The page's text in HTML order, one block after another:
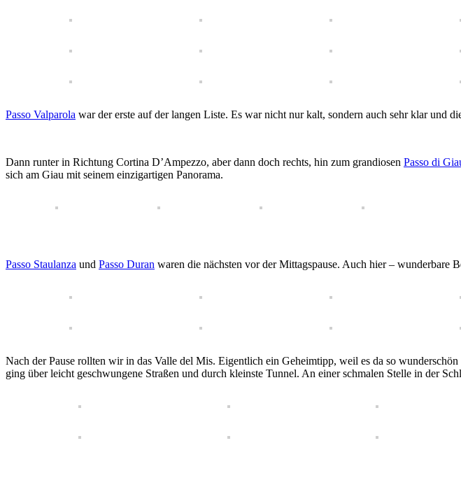
Passo Valparola war der erste auf der langen Liste. Es war nicht nur kalt, sondern auch sehr klar und
Dann runter in Richtung Cortina D’Ampezzo, aber dann doch rechts, hin zum grandiosen Passo di
sich am Giau mit seinem einzigartigen Panorama.
Passo Staulanza und Passo Duran waren die nächsten vor der Mittagspause. Auch hier – wunderbare
Nach der Pause rollten wir in das Valle del Mis. Eigentlich ein Geheimtipp, weil es da so
ging über leicht geschwungene Straßen und durch kleinste Tunnel. An einer schmalen Stelle in der